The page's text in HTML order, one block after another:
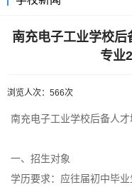
南充电子工业学校
专业
浏览人次：566次
南充电子工业学校后备人
一、招生对象
学历要求：应往届初中毕